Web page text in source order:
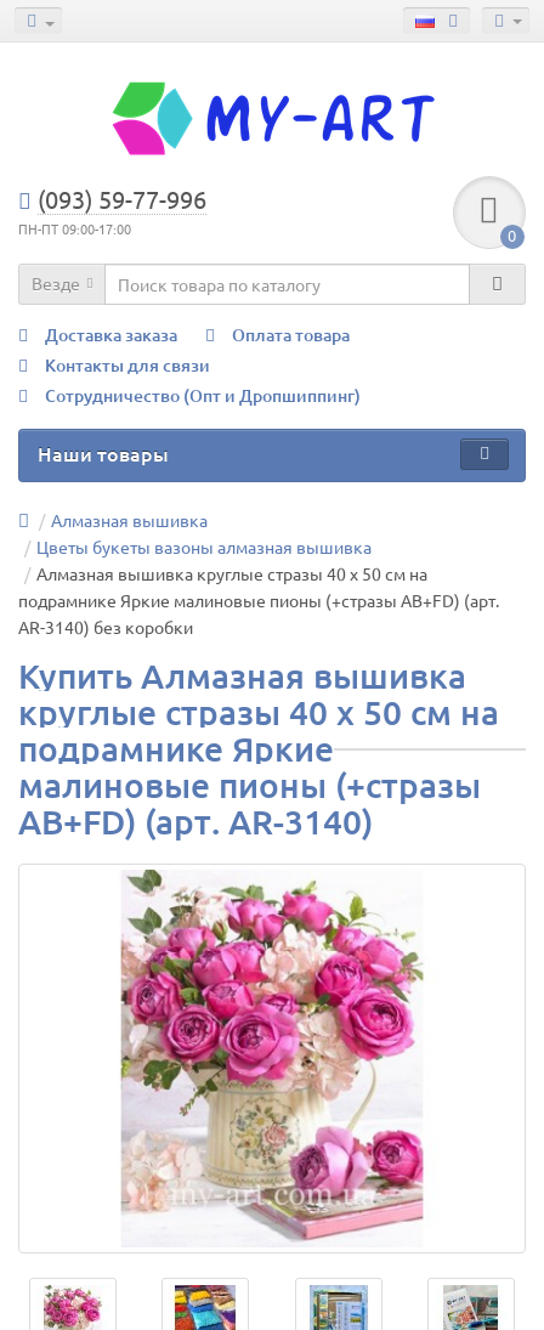
(093) 59-77-996
ПН-ПТ 09:00-17:00 0
Везде
Доставка заказа
Оплата товара
Контакты для связи
Сотрудничество (Опт и Дропшиппинг)
Наши товары
Алмазная вышивка
Цветы букеты вазоны алмазная вышивка
Алмазная вышивка круглые стразы 40 х 50 см на
подрамнике Яркие малиновые пионы (+стразы AB+FD) (арт.
AR-3140) без коробки
Купить Алмазная вышивка
круглые стразы 40 х 50 см на
подрамнике Яркие
малиновые пионы (+стразы
AB+FD) (арт. AR-3140)